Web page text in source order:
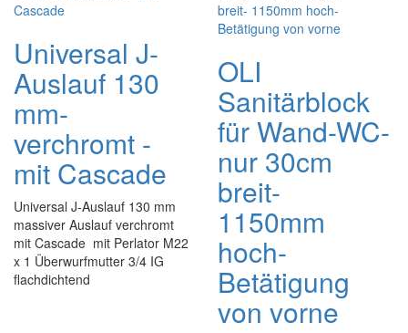
Universal J-
Auslauf 130
mm-
verchromt -
mit Cascade
Universal J-Auslauf 130 mm
massiver Auslauf verchromt
mit Cascade mit Perlator M22
x 1 Überwurfmutter 3/4 IG
flachdichtend
OLI
Sanitärblock
für Wand-WC-
nur 30cm
breit-
1150mm
hoch-
Betätigung
von vorne